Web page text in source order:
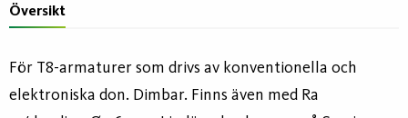
Översikt
För T8-armaturer som drivs av konventionella och
elektroniska don. Dimbar. Finns även med Ra